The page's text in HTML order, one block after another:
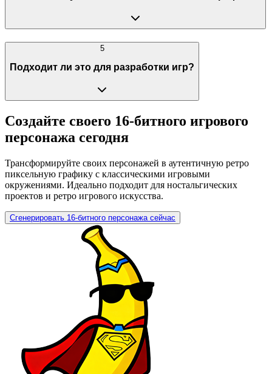
5
Подходит ли это для разработки игр?
Создайте своего 16-битного игрового
персонажа сегодня
Трансформируйте своих персонажей в аутентичную ретро
пиксельную графику с классическими игровыми
окружениями. Идеально подходит для ностальгических
проектов и ретро игрового искусства.
Сгенерировать 16-битного персонажа сейчас